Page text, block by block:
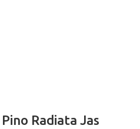
Radiata Jas